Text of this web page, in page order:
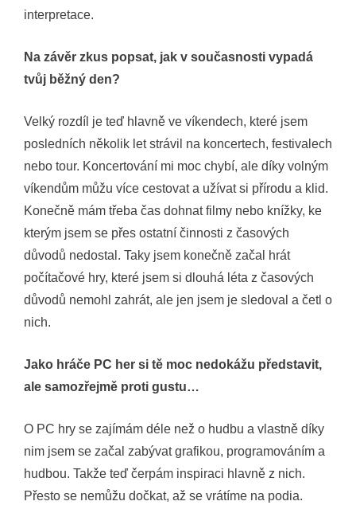
interpretace.
Na závěr zkus popsat, jak v současnosti vypadá
tvůj běžný den?
Velký rozdíl je teď hlavně ve víkendech, které jsem
posledních několik let strávil na koncertech, festivalech
nebo tour. Koncertování mi moc chybí, ale díky volným
víkendům můžu více cestovat a užívat si přírodu a klid.
Konečně mám třeba čas dohnat filmy nebo knížky, ke
kterým jsem se přes ostatní činnosti z časových
důvodů nedostal. Taky jsem konečně začal hrát
počítačové hry, které jsem si dlouhá léta z časových
důvodů nemohl zahrát, ale jen jsem je sledoval a četl o
nich.
Jako hráče PC her si tě moc nedokážu představit,
ale samozřejmě proti gustu…
O PC hry se zajímám déle než o hudbu a vlastně díky
nim jsem se začal zabývat grafikou, programováním a
hudbou. Takže teď čerpám inspiraci hlavně z nich.
Přesto se nemůžu dočkat, až se vrátíme na podia.